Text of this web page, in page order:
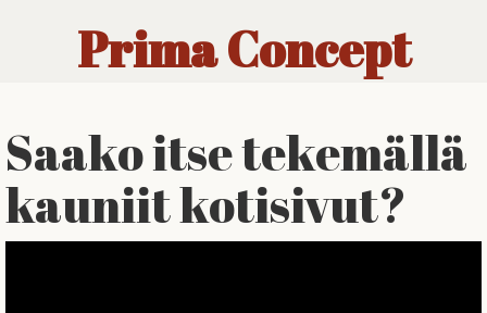
Prima Concept
Saako itse tekemällä
kauniit kotisivut?